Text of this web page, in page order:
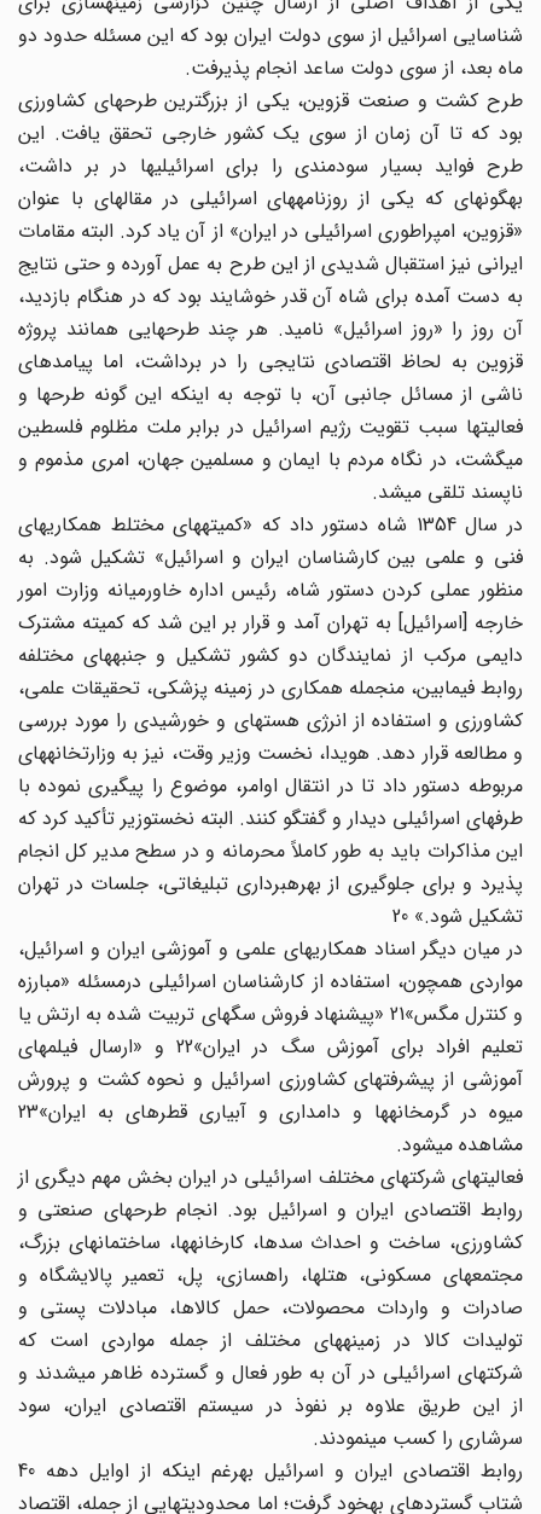
شناسایی اسرائیل از سوی دولت ایران بود که این مسئله حدود دو
ماه بعد، از سوی دولت ساعد انجام پذیرفت.
طرح کشت و صنعت قزوین، یکی از بزرگترین طرحهای کشاورزی
بود که تا آن زمان از سوی یک کشور خارجی تحقق یافت. این
طرح فواید بسیار سودمندی را برای اسرائیلی‎ها در بر داشت،
به‎گونه‎ای که یکی از روزنامه‎های اسرائیلی در مقاله‎ای با عنوان
«قزوین، امپراطوری اسرائیلی در ایران» از آن یاد کرد. البته مقامات
ایرانی نیز استقبال شدیدی از این طرح به عمل آورده و حتی نتایج
به دست آمده برای شاه آن قدر خوشایند بود که در هنگام بازدید،
آن روز را «روز اسرائیل» نامید. هر چند طرحهایی همانند پروژه
قزوین به لحاظ اقتصادی نتایجی را در برداشت، اما پیامدهای
ناشی از مسائل جانبی آن، با توجه به اینکه این گونه طرحها و
فعالیتها سبب تقویت رژیم اسرائیل در برابر ملت مظلوم فلسطین
می‎گشت، در نگاه مردم با ایمان و مسلمین جهان، امری مذموم و
ناپسند تلقی می‎شد.
در سال 1354 شاه دستور داد که «کمیته‎های مختلط همکاریهای
فنی و علمی بین کارشناسان ایران و اسرائیل» تشکیل شود. به
منظور عملی کردن دستور شاه، رئیس اداره خاورمیانه وزارت امور
خارجه [اسرائیل] به تهران آمد و قرار بر این شد که کمیته مشترک
دایمی مرکب از نمایندگان دو کشور تشکیل و جنبه‎های مختلفه
روابط فی‎مابین، من‎جمله همکاری در زمینه پزشکی، تحقیقات علمی،
کشاورزی و استفاده از انرژی هسته‎ای و خورشیدی را مورد بررسی
و مطالعه قرار دهد. هویدا، نخست وزیر وقت، نیز به وزارت‎خانه‎های
مربوطه دستور داد تا در انتقال اوامر، موضوع را پیگیری نموده با
طرفهای اسرائیلی دیدار و گفتگو کنند. البته نخست‎وزیر تأکید کرد که
این مذاکرات باید به طور کاملاً محرمانه و در سطح مدیر کل انجام
پذیرد و برای جلوگیری از بهره‎برداری تبلیغاتی، جلسات در تهران
تشکیل شود.» 20
در میان دیگر اسناد همکاریهای علمی و آموزشی ایران و اسرائیل،
مواردی همچون، استفاده از کارشناسان اسرائیلی درمسئله «مبارزه
و کنترل مگس»21 «پیشنهاد فروش سگهای تربیت شده به ارتش یا
تعلیم افراد برای آموزش سگ در ایران»22 و «ارسال فیلمهای
آموزشی از پیشرفتهای کشاورزی اسرائیل و نحوه کشت و پرورش
میوه در گرم‎خانه‎ها و دام‎داری و آبیاری قطره‎ای به ایران»23
مشاهده می‎شود.
فعالیتهای شرکتهای مختلف اسرائیلی در ایران بخش مهم دیگری از
روابط اقتصادی ایران و اسرائیل بود. انجام طرحهای صنعتی و
کشاورزی، ساخت و احداث سدها، کارخانه‎ها، ساختمانهای بزرگ،
مجتمعهای مسکونی، هتلها، راهسازی، پل، تعمیر پالایشگاه و
صادرات و واردات محصولات، حمل کالاها، مبادلات پستی و
تولیدات کالا در زمینه‎های مختلف از جمله مواردی است که
شرکتهای اسرائیلی در آن به طور فعال و گسترده ظاهر می‎شدند و
از این طریق علاوه بر نفوذ در سیستم اقتصادی ایران، سود
سرشاری را کسب می‎نمودند.
روابط اقتصادی ایران و اسرائیل به‎رغم اینکه از اوایل دهه 40
شتاب گسترده‎ای به‎خود گرفت؛ اما محدودیتهایی از جمله، اقتصاد